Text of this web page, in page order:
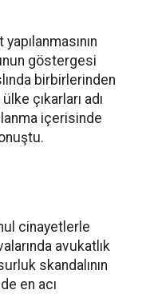
göstergesi
birbirlerinden
çıkarları adı
içerisinde
cinayetlerle
avukatlık
skandalının
en acı